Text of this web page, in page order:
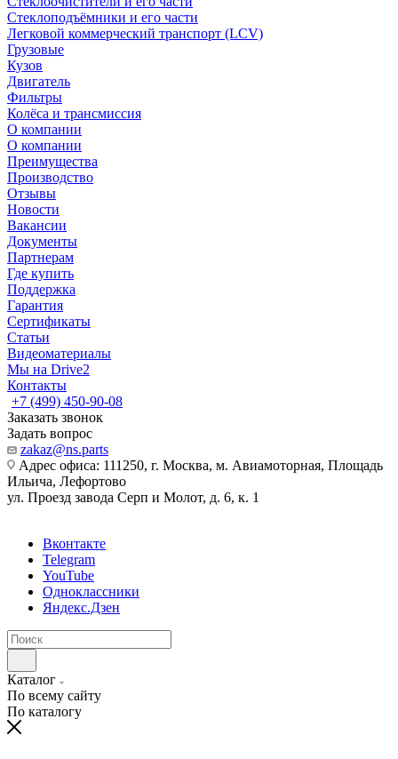
Стеклоподъёмники и его части
Легковой коммерческий транспорт (LCV)
Грузовые
Кузов
Двигатель
Фильтры
Колёса и трансмиссия
О компании
О компании
Преимущества
Производство
Отзывы
Новости
Вакансии
Документы
Партнерам
Где купить
Поддержка
Гарантия
Сертификаты
Статьи
Видеоматериалы
Мы на Drive2
Контакты
+7 (499) 450-90-08
Заказать звонок
Задать вопрос
zakaz@ns.parts
Адрес офиса: 111250, г. Москва, м. Авиамоторная, Площадь
Ильича, Лефортово
ул. Проезд завода Серп и Молот, д. 6, к. 1
Вконтакте
Telegram
YouTube
Одноклассники
Яндекс.Дзен
Каталог
По всему сайту
По каталогу